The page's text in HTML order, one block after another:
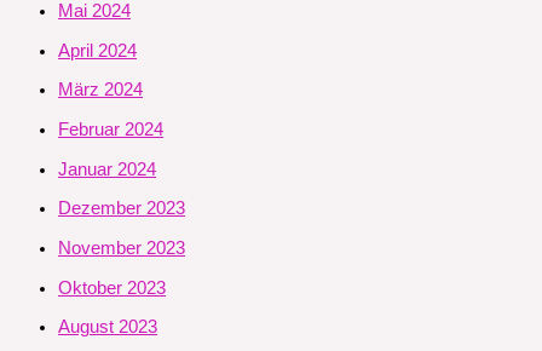
Mai 2024
April 2024
März 2024
Februar 2024
Januar 2024
Dezember 2023
November 2023
Oktober 2023
August 2023